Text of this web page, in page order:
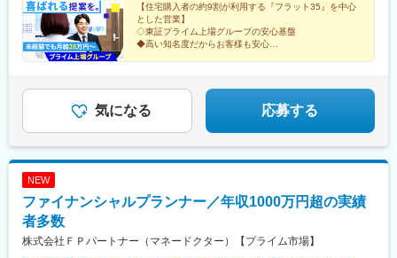
市■沖縄営業所／那覇市＼新店舗オープン！／ ■東東京営業所
東京都荒川区東日暮里3丁目27-5 BHビル7階 JR常磐線 「三河
島」駅 徒歩9分JR山手線 「日暮里」駅 徒歩12分※受動喫煙対
策:あり（勤務地により異なります）
【住宅購入者の約9割が利用する『フラット35』を中心
とした営業】
◇東証プライム上場グループの安心基盤
◆高い知名度だからお客様も安心
気になる 応募する
NEW
ファイナンシャルプランナー／年収1000万円超の実績
者多数
株式会社ＦＰパートナー（マネードクター）【プライム市場】